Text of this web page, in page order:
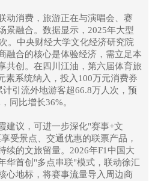
动消费，旅游正在与演唱会、赛
景融合。数据显示，2025年大型
。中央财经大学文化经济研究院
融合的核心是体验经济，需立足本
共创。在四川江油，第六届体育旅
素系统纳入，投入100万元消费券
引流外地游客超66.8万人次，预
同比增长36%。
建议，可进一步深化"赛事+文
受景点、交通优惠的联票产品，
续的文旅留量。2026年F1中国大
华首创"多点串联"模式，联动徐汇
心地标，将赛事流量导入周边商